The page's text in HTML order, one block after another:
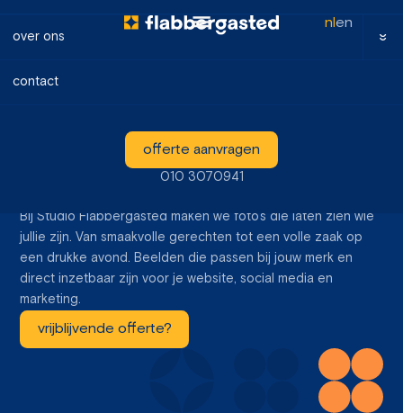
over ons
contact
offerte aanvragen
010 3070941
nl en
fotografie
Een goede horecazaak heeft een eigen sfeer. Die wil je niet
alleen laten ervaren aan gasten die binnenkomen, maar ook
aan mensen die je online tegenkomen.
Bij Studio Flabbergasted maken we foto's die laten zien wie
jullie zijn. Van smaakvolle gerechten tot een volle zaak op
een drukke avond. Beelden die passen bij jouw merk en
direct inzetbaar zijn voor je website, social media en
marketing.
vrijblijvende offerte?